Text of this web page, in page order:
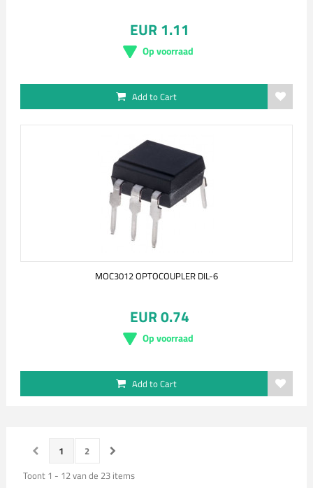
EUR 1.11
Op voorraad
Add to Cart
MOC3012 OPTOCOUPLER DIL-6
EUR 0.74
Op voorraad
Add to Cart
1
2
Toont 1 - 12 van de 23 items